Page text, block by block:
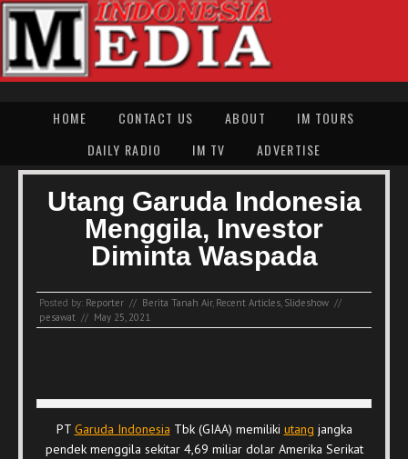
HOME CONTACT US ABOUT
IM TOURS
DAILY RADIO
IM TV ADVERTISE
Utang Garuda Indonesia
Menggila, Investor
Diminta Waspada
Posted by: Reporter // Berita Tanah Air, Recent Articles Slideshow //
pesawat // May 25, 2021
PT Garuda Indonesia Tbk (GIAA) memiliki utang jangka
pendek menggila sekitar 4,69 miliar dolar Amerika Serikat